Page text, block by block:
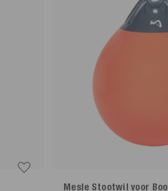
Mesle Stootwil voor